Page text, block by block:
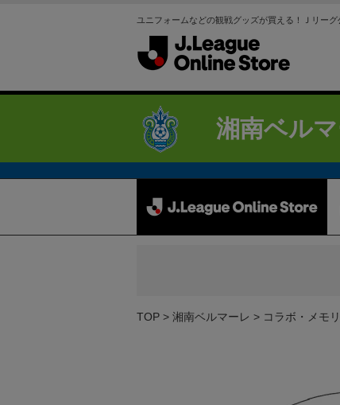
ユニフォームなどの観戦グッズが買える！Ｊリー
湘南ベル
TOP 湘南ベルマーレ コラボ・メモ